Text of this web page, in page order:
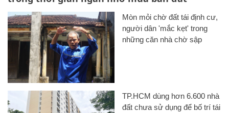
Mòn mỏi chờ đất tái định cư,
người dân 'mắc kẹt' trong
những căn nhà chờ sập
TP.HCM dùng hơn 6.600 nhà
đất chưa sử dụng để bố trí tái